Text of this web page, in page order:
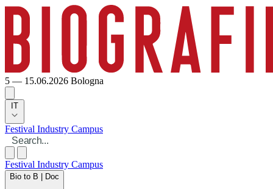
5 — 15.06.2026 Bologna
IT
Festival Industry Campus
Festival Industry Campus
Bio to B | Doc